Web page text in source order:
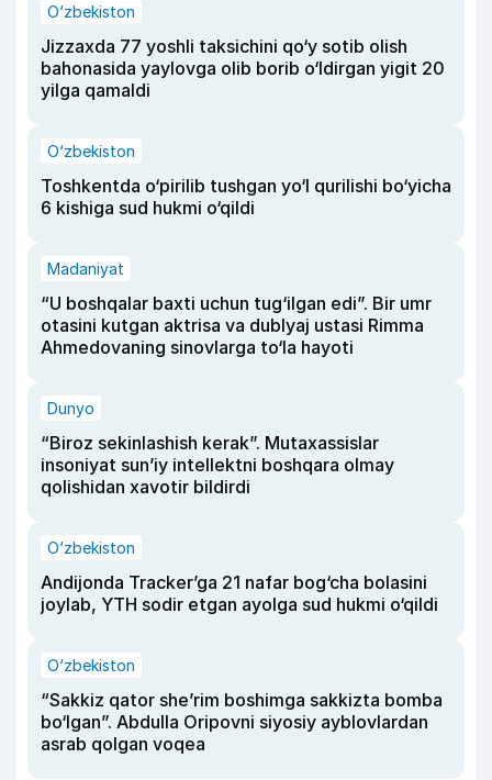
O‘zbekiston
Jizzaxda 77 yoshli taksichini qo‘y sotib olish
bahonasida yaylovga olib borib o‘ldirgan yigit 20
yilga qamaldi
O‘zbekiston
Toshkentda o‘pirilib tushgan yo‘l qurilishi bo‘yicha
6 kishiga sud hukmi o‘qildi
Madaniyat
“U boshqalar baxti uchun tug‘ilgan edi”. Bir umr
otasini kutgan aktrisa va dublyaj ustasi Rimma
Ahmedovaning sinovlarga to‘la hayoti
Dunyo
“Biroz sekinlashish kerak”. Mutaxassislar
insoniyat sun’iy intellektni boshqara olmay
qolishidan xavotir bildirdi
O‘zbekiston
Andijonda Tracker’ga 21 nafar bog‘cha bolasini
joylab, YTH sodir etgan ayolga sud hukmi o‘qildi
O‘zbekiston
“Sakkiz qator she’rim boshimga sakkizta bomba
bo‘lgan”. Abdulla Oripovni siyosiy ayblovlardan
asrab qolgan voqea